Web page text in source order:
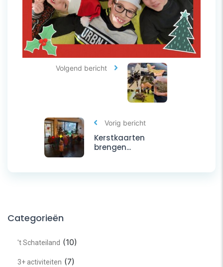
Vorig bericht
Kerstkaarten
brengen...
Volgend bericht
Categorieën
't Schateiland (10)
3+ activiteiten (7)